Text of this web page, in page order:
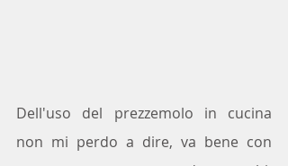
Dell'uso del prezzemolo in cucina
non mi perdo a dire, va bene con